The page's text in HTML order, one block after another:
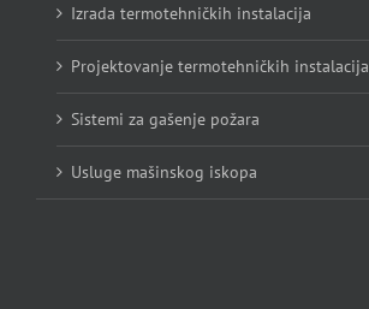
Izrada termotehničkih instalacija
Projektovanje termotehničkih instalacija
Sistemi za gašenje požara
Usluge mašinskog iskopa